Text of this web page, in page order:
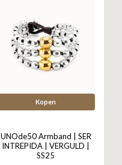
Kopen
UNOde50 Armband | SER
INTREPIDA | VERGULD |
SS25